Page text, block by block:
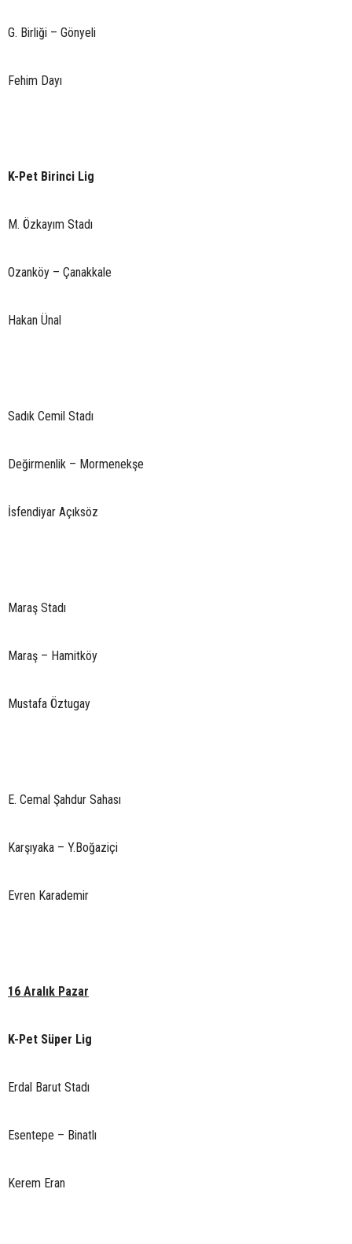
G. Birliği – Gönyeli
Fehim Dayı
K-Pet Birinci Lig
M. Özkayım Stadı
Ozanköy – Çanakkale
Hakan Ünal
Sadık Cemil Stadı
Değirmenlik – Mormenekşe
İsfendiyar Açıksöz
Maraş Stadı
Maraş – Hamitköy
Mustafa Öztugay
E. Cemal Şahdur Sahası
Karşıyaka – Y.Boğaziçi
Evren Karademir
16 Aralık Pazar
K-Pet Süper Lig
Erdal Barut Stadı
Esentepe – Binatlı
Kerem Eran